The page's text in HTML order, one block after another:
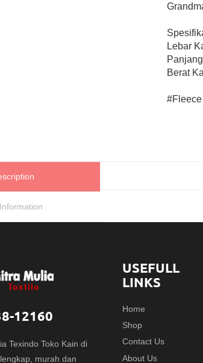
Lebar
Berat
#Fleece
12160
Texindo Toko Kain di
murah dan
USEFULL
LINKS
Home
Shop
Contact Us
About Us